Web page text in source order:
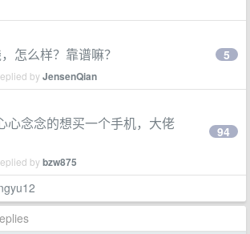
怎么样？靠谱嘛？
byJensenQian
5
心念念的想买一个手机，大佬
bybzw875
94